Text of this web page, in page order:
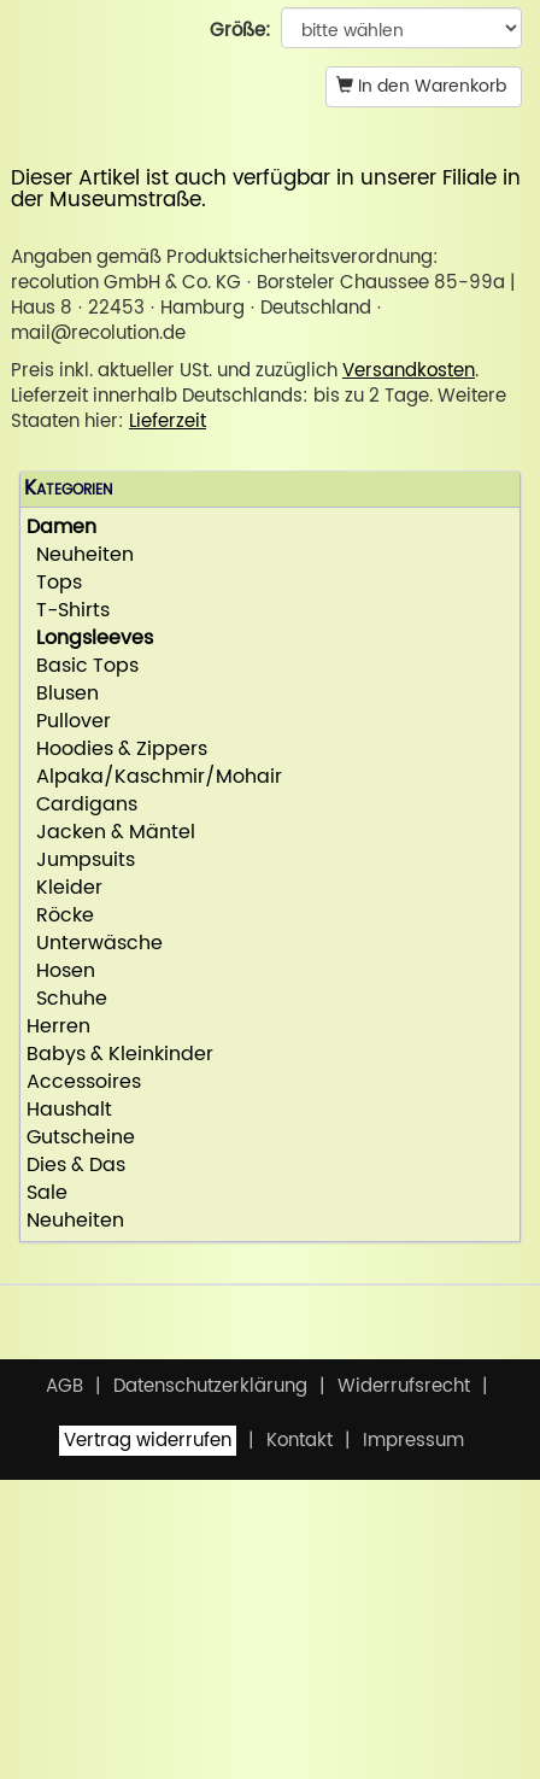
Größe:
In den Warenkorb
Dieser Artikel ist auch verfügbar in unserer Filiale in
der Museumstraße.
Angaben gemäß Produktsicherheitsverordnung:
recolution GmbH & Co. KG · Borsteler Chaussee 85-99a |
Haus 8 · 22453 · Hamburg · Deutschland ·
mail@recolution.de
Preis inkl. aktueller USt. und zuzüglichVersandkosten.
Lieferzeit innerhalb Deutschlands: bis zu 2 Tage. Weitere
Staaten hier: Lieferzeit
Kategorien
Damen
Neuheiten
Tops
T-Shirts
Longsleeves
Basic Tops
Blusen
Pullover
Hoodies & Zippers
Alpaka/Kaschmir/Mohair
Cardigans
Jacken & Mäntel
Jumpsuits
Kleider
Röcke
Unterwäsche
Hosen
Schuhe
Herren
Babys & Kleinkinder
Accessoires
Haushalt
Gutscheine
Dies & Das
Sale
Neuheiten
AGB Datenschutzerklärung
Widerrufsrecht
Vertrag widerrufen
Kontakt Impressum